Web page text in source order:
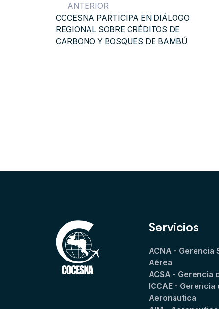
ANTERIOR
COCESNA PARTICIPA EN DIÁLOGO
REGIONAL SOBRE CRÉDITOS DE
CARBONO Y BOSQUES DE BAMBÚ
Servicios
ACNA - Gerencia
Aérea
ACSA - Gerencia
ICCAE -
Aeronáutica